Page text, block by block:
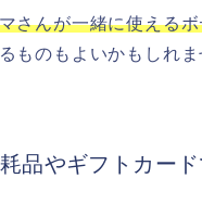
さんが一緒に使える
ものもよいかもしれ
品やギフトカー